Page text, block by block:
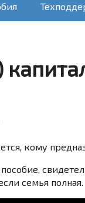
кому
семья полная.